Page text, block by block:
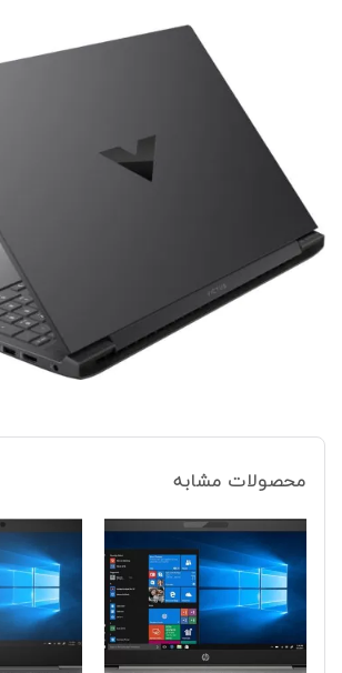
محصولات مشابه